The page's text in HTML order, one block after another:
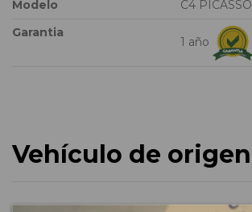
Modelo
C4 PICASSO
Garantia
1 año
Vehículo de origen